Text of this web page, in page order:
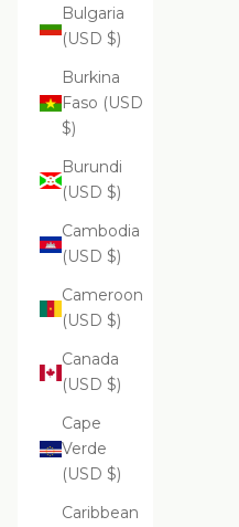
Bulgaria
(USD $)
Burkina
Faso (USD
$)
Burundi
(USD $)
Cambodia
(USD $)
Cameroon
(USD $)
Canada
(USD $)
Cape
Verde
(USD $)
Caribbean